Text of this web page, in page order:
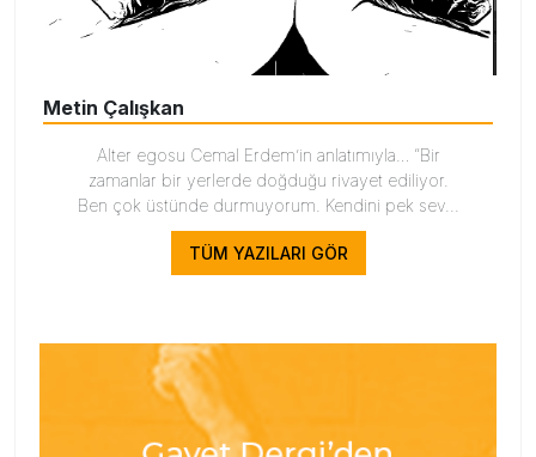
Metin Çalışkan
Alter egosu Cemal Erdem’in anlatımıyla… “Bir
zamanlar bir yerlerde doğduğu rivayet ediliyor.
Ben çok üstünde durmuyorum. Kendini pek sev...
TÜM YAZILARI GÖR